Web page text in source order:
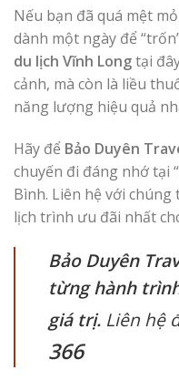
Nếu bạn đã quá mệt
dành một ngày để
du lịch Vĩnh Longtại
cảnh, mà còn là liều
năng lượng hiệu quả
Hãy để Bảo Duyên
chuyến đi đáng nhớ tại
Bình. Liên hệ với
lịch trình ưu đãi nhất
Bảo Duyên
từng hành
giá trị. Liên hệ
366